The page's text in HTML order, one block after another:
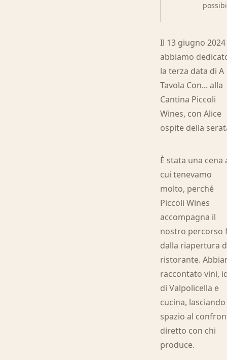
Il 13 giugno 2024
abbiamo
la terza data di A
Tavola Con... alla
Cantina Piccoli
Wines, con Alice
ospite della
È stata una cena
cui tenevamo
molto, perché
Piccoli Wines
accompagna il
nostro percorso
dalla riapertura
ristorante.
raccontato vini,
di Valpolicella e
cucina, lasciando
spazio al
diretto con chi
produce.